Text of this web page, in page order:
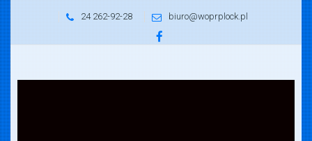
24 262-92-28 biuro@woprplock.pl